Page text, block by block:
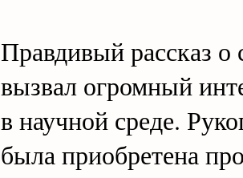
Правдивый рассказ
вызвал огромный
в научной среде.
была приобретена